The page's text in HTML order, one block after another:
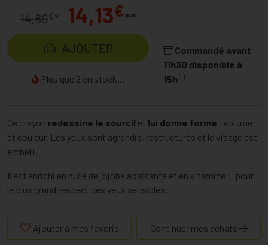
14,89€* 14,13€**
AJOUTER
Plus que 2 en stock...
Commandé avant
11h30 disponible à
15h (1)
Ce crayon redessine le sourcil et lui donne forme , volume
et couleur. Les yeux sont agrandis, restructurés et le visage est
embelli.
Il est enrichi en huile de jojoba apaisante et en vitamine E pour
le plus grand respect des yeux sensibles.
Ajouter à mes favoris Continuer mes achats